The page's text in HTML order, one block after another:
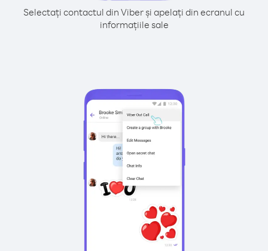
Selectați contactul din Viber și apelați din ecranul cu
informațiile sale